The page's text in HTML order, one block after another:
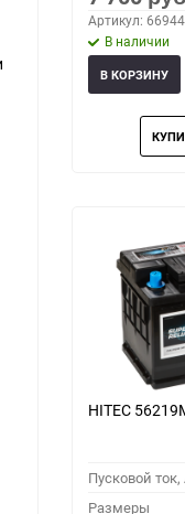
Артикул: 66944
В наличии
В КОРЗИНУ
HITEC
Пусковой ток,
Размеры